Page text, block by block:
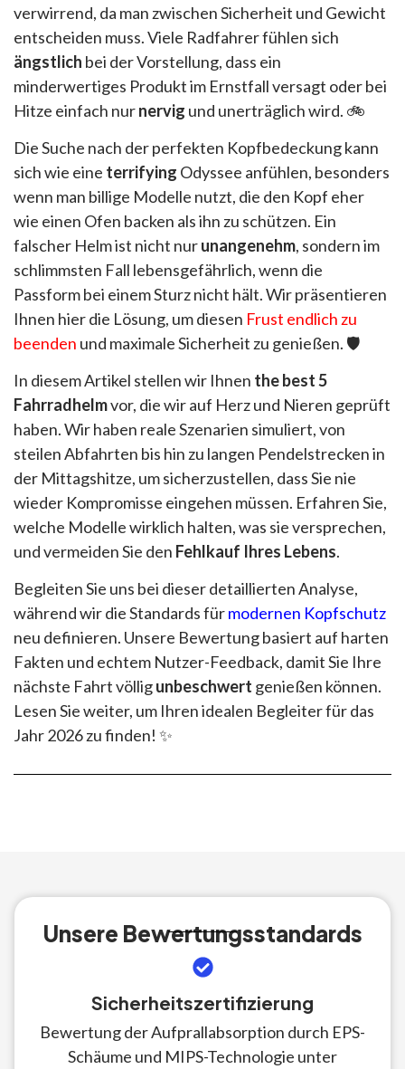
verwirrend, da man zwischen Sicherheit und Gewicht
entscheiden muss. Viele Radfahrer fühlen sich
ängstlich bei der Vorstellung, dass ein
minderwertiges Produkt im Ernstfall versagt oder bei
Hitze einfach nurnervig und unerträglich wird. 🚲
Die Suche nach der perfekten Kopfbedeckung kann
sich wie eine terrifying Odyssee anfühlen, besonders
wenn man billige Modelle nutzt, die den Kopf eher
wie einen Ofen backen als ihn zu schützen. Ein
falscher Helm ist nicht nurunangenehm, sondern im
schlimmsten Fall lebensgefährlich, wenn die
Passform bei einem Sturz nicht hält. Wir präsentieren
Ihnen hier die Lösung, um diesen Frust endlich zu
beenden und maximale Sicherheit zu genießen. 🛡️
In diesem Artikel stellen wir Ihnen the best 5
Fahrradhelmvor, die wir auf Herz und Nieren geprüft
haben. Wir haben reale Szenarien simuliert, von
steilen Abfahrten bis hin zu langen Pendelstrecken in
der Mittagshitze, um sicherzustellen, dass Sie nie
wieder Kompromisse eingehen müssen. Erfahren Sie,
welche Modelle wirklich halten, was sie versprechen,
und vermeiden Sie den Fehlkauf Ihres Lebens.
Begleiten Sie uns bei dieser detaillierten Analyse,
während wir die Standards fürmodernen Kopfschutz
neu definieren. Unsere Bewertung basiert auf harten
Fakten und echtem Nutzer-Feedback, damit Sie Ihre
nächste Fahrt völligunbeschwert genießen können.
Lesen Sie weiter, um Ihren idealen Begleiter für das
Jahr 2026 zu finden! ✨
Unsere Bewertungsstandards
Sicherheitszertifizierung
Bewertung der Aufprallabsorption durch EPS-
Schäume und MIPS-Technologie unter